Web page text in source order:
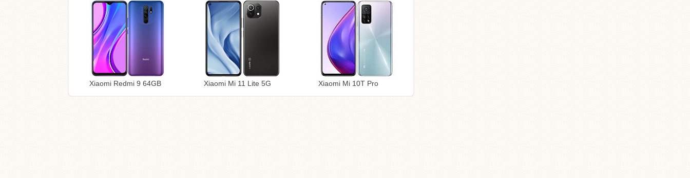
Xiaomi Redmi 9 64GB Xiaomi Mi 11 Lite 5G Xiaomi Mi 10T Pro